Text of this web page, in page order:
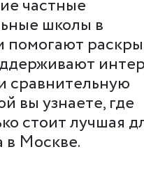
частные
школы в
помогают
сравнительную
вы узнаете, где
стоит лучшая
в Москве.